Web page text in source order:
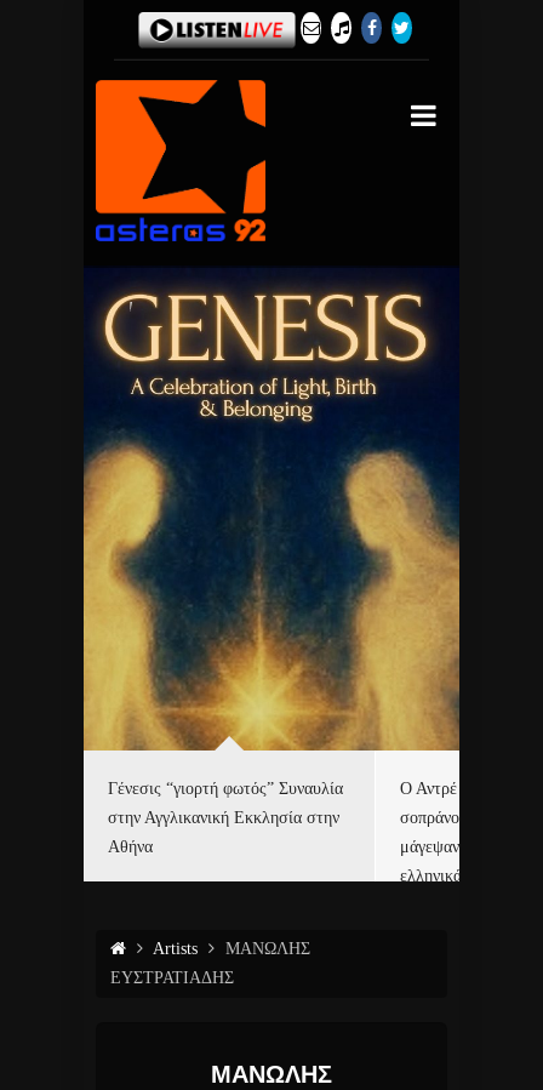
Γένεσις “γιορτή φωτός” Συναυλία
στην Αγγλικανική Εκκλησία στην
Αθήνα
Ο Αντρέ Ριέ και η
σοπράνο Χριστίνα
μάγεψαν το
ελληνικά κάλαντα!
Artists
ΜΑΝΩΛΗΣ
ΕΥΣΤΡΑΤΙΑΔΗΣ
ΜΑΝΩΛΗΣ